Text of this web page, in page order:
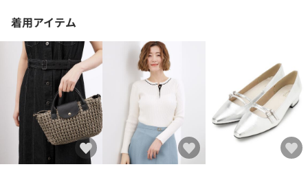
着用アイテム